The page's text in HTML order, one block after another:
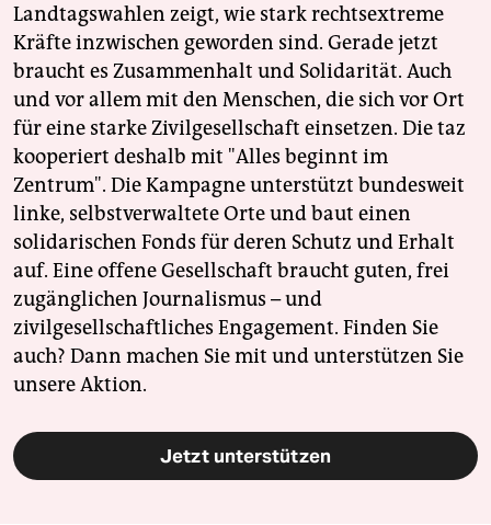
Landtagswahlen zeigt, wie stark rechtsextreme
Kräfte inzwischen geworden sind. Gerade jetzt
braucht es Zusammenhalt und Solidarität. Auch
und vor allem mit den Menschen, die sich vor Ort
für eine starke Zivilgesellschaft einsetzen. Die taz
kooperiert deshalb mit "Alles beginnt im
Zentrum". Die Kampagne unterstützt bundesweit
linke, selbstverwaltete Orte und baut einen
solidarischen Fonds für deren Schutz und Erhalt
auf. Eine offene Gesellschaft braucht guten, frei
zugänglichen Journalismus – und
zivilgesellschaftliches Engagement. Finden Sie
auch? Dann machen Sie mit und unterstützen Sie
unsere Aktion.
Jetzt unterstützen